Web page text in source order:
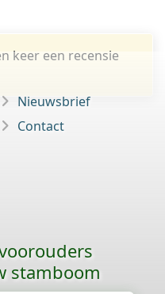
keer een recensie
Nieuwsbrief
Contact
stamboom